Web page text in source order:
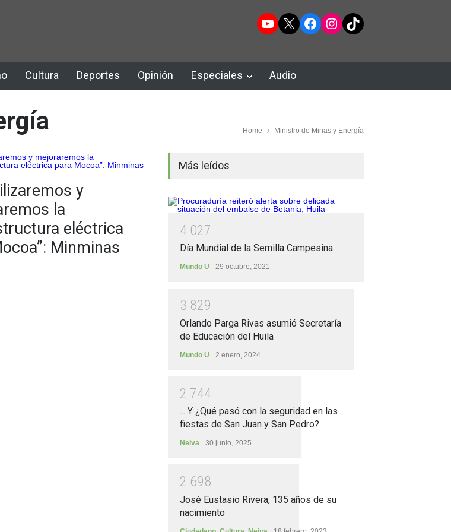
YouTube
X Facebook
Instagram
TikTok
Cultura Deportes Opinión Especiales Audio
Home Ministro de Minas y Energía
y
la
eléctrica
Minminas
Más leídos
4 027
Día Mundial de la Semilla Campesina
Mundo U 29 octubre, 2021
3 829
Orlando Parga Rivas asumió Secretaría
de Educación del Huila
Mundo U 2 enero, 2024
2 744
... Y ¿Qué pasó con la seguridad en las
fiestas de San Juan y San Pedro?
Neiva 30 junio, 2025
2 698
José Eustasio Rivera, 135 años de su
nacimiento